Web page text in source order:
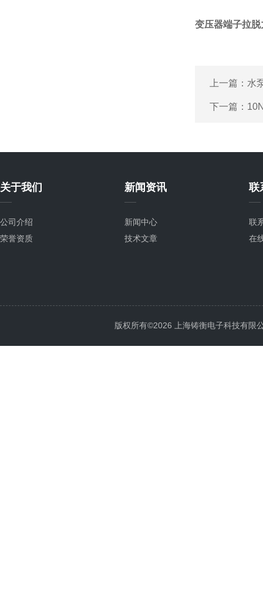
变压器端子拉
上一篇： 水
下一篇：
关于我们
公司介绍
荣誉资质
新闻资讯
新闻中心
技术文章
联
联
在
版权所有©2026 上海铸衡电子科技有